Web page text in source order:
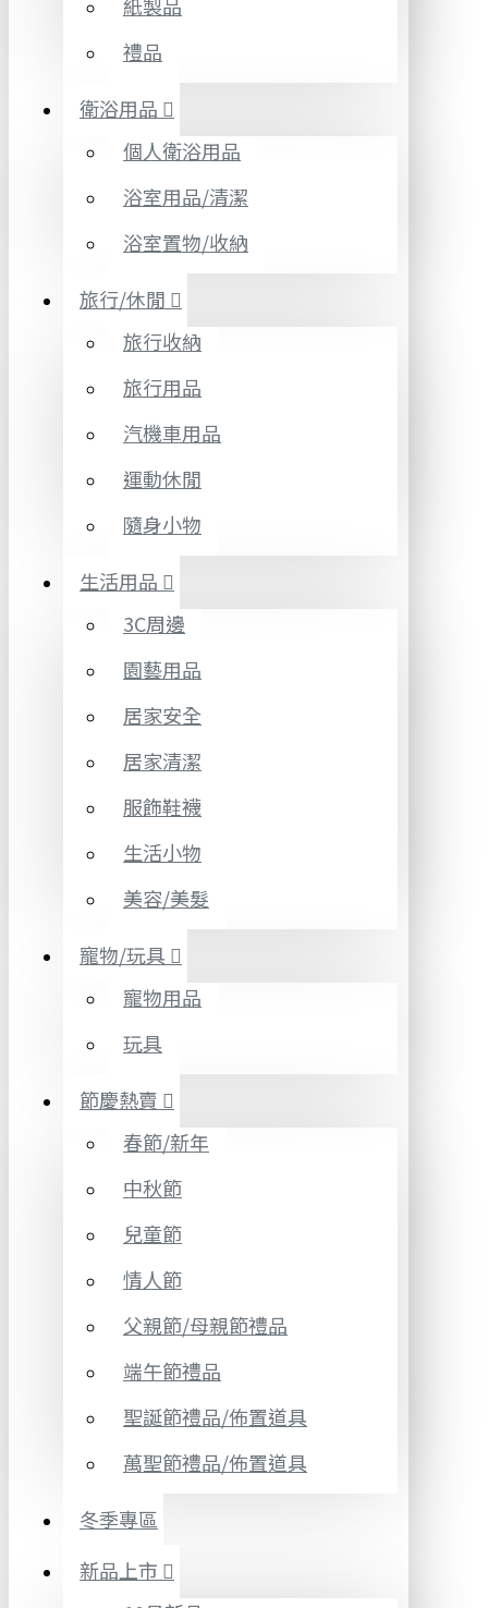
禮品
衛浴用品
個人衛浴用品
浴室用品/清潔
浴室置物/收納
旅行/休閒
旅行收納
旅行用品
汽機車用品
運動休閒
隨身小物
生活用品
3C周邊
園藝用品
居家安全
居家清潔
服飾鞋襪
生活小物
美容/美髮
寵物/玩具
寵物用品
玩具
節慶熱賣
春節/新年
中秋節
兒童節
情人節
父親節/母親節禮品
端午節禮品
聖誕節禮品/佈置道具
萬聖節禮品/佈置道具
冬季專區
新品上市